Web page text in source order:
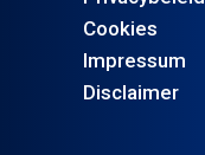
Cookies
Impressum
Disclaimer